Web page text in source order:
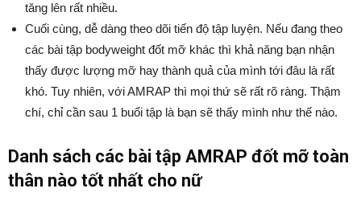
tăng lên rất nhiều.
Cuối cùng, dễ dàng theo dõi tiến độ tập luyện. Nếu đang theo
các bài tập bodyweight đốt mỡ khác thì khả năng bạn nhận
thấy được lượng mỡ hay thành quả của mình tới đâu là rất
khó. Tuy nhiên, với AMRAP thì mọi thứ sẽ rất rõ ràng. Thậm
chí, chỉ cần sau 1 buổi tập là bạn sẽ thấy mình như thế nào.
Danh sách các bài tập AMRAP đốt mỡ toàn
thân nào tốt nhất cho nữ